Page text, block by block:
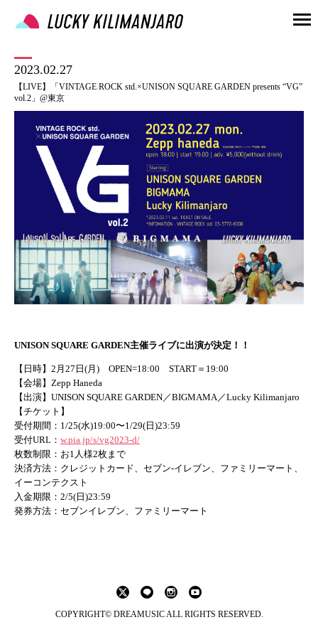
2023.02.27
【LIVE】「VINTAGE ROCK std.×UNISON SQUARE GARDEN presents “VG”
vol.2」@東京
UNISON SQUARE GARDEN主催ライブに出演が決定！！
【日時】2月27日(月) OPEN=18:00 START＝19:00
【会場】Zepp Haneda
【出演】UNISON SQUARE GARDEN／BIGMAMA／Lucky Kilimanjaro
【チケット】
受付期間：1/25(水)19:00〜1/29(日)23:59
受付URL： w.pia.jp/s/vg2023-d/
枚数制限：お1人様2枚まで
決済方法：クレジットカード、セブン-イレブン、ファミリーマート、
イーコンテクスト
入金期限：2/5(日)23:59
発券方法：セブンイレブン、ファミリーマート
COPYRIGHT© DREAMUSIC ALL RIGHTS RESERVED.